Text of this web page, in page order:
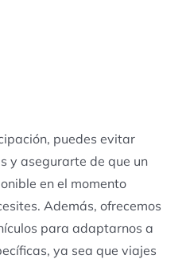
puedes evitar
y asegurarte de que un
en el momento
Además, ofrecemos
para adaptarnos a
ya sea que viajes